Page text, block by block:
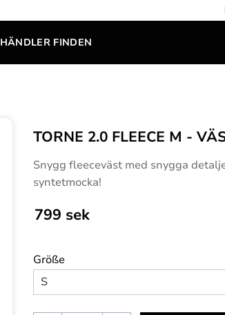
HÄNDLER FINDEN
TORNE 2.0 FLEECE M -
Snygg fleeceväst med snygga
syntetmocka!
799 sek
Größe